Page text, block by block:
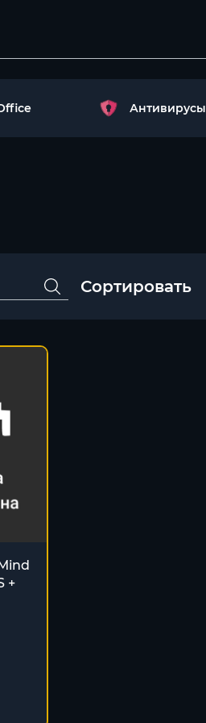
Антивирусы
Сортировать
+